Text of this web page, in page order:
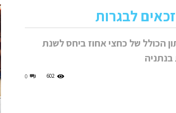
הכולל של כחצי אחוז ביחס לשנת
0 602